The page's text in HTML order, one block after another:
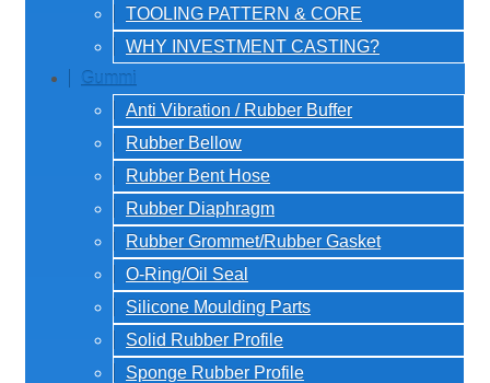
TOOLING PATTERN & CORE
WHY INVESTMENT CASTING?
Gummi
Anti Vibration / Rubber Buffer
Rubber Bellow
Rubber Bent Hose
Rubber Diaphragm
Rubber Grommet/Rubber Gasket
O-Ring/Oil Seal
Silicone Moulding Parts
Solid Rubber Profile
Sponge Rubber Profile